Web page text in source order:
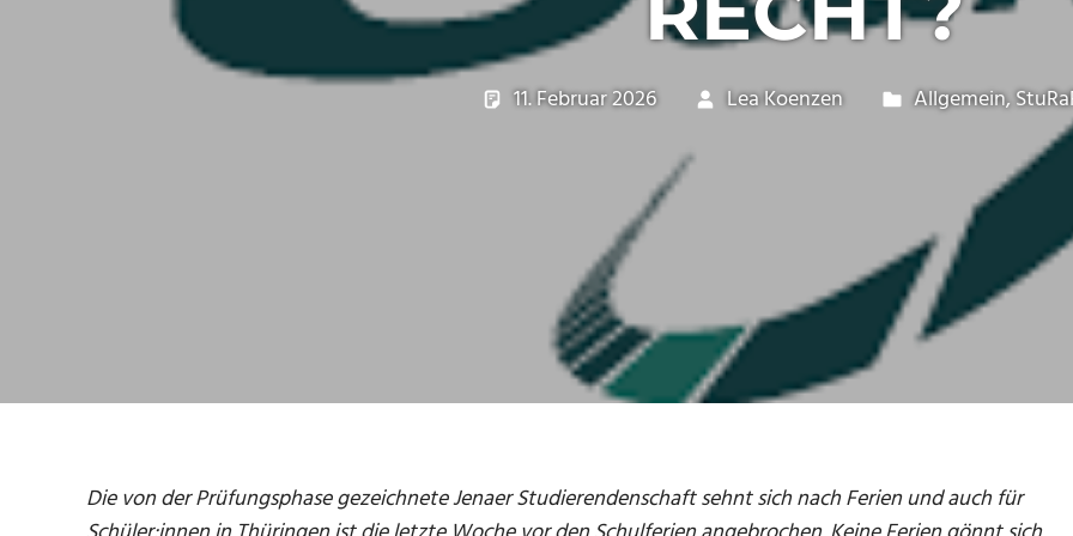
11. Februar 2026 Lea Koenzen Allgemein,
Die von der Prüfungsphase gezeichnete Jenaer Studierendenschaft sehnt sich nach Ferien und auch für